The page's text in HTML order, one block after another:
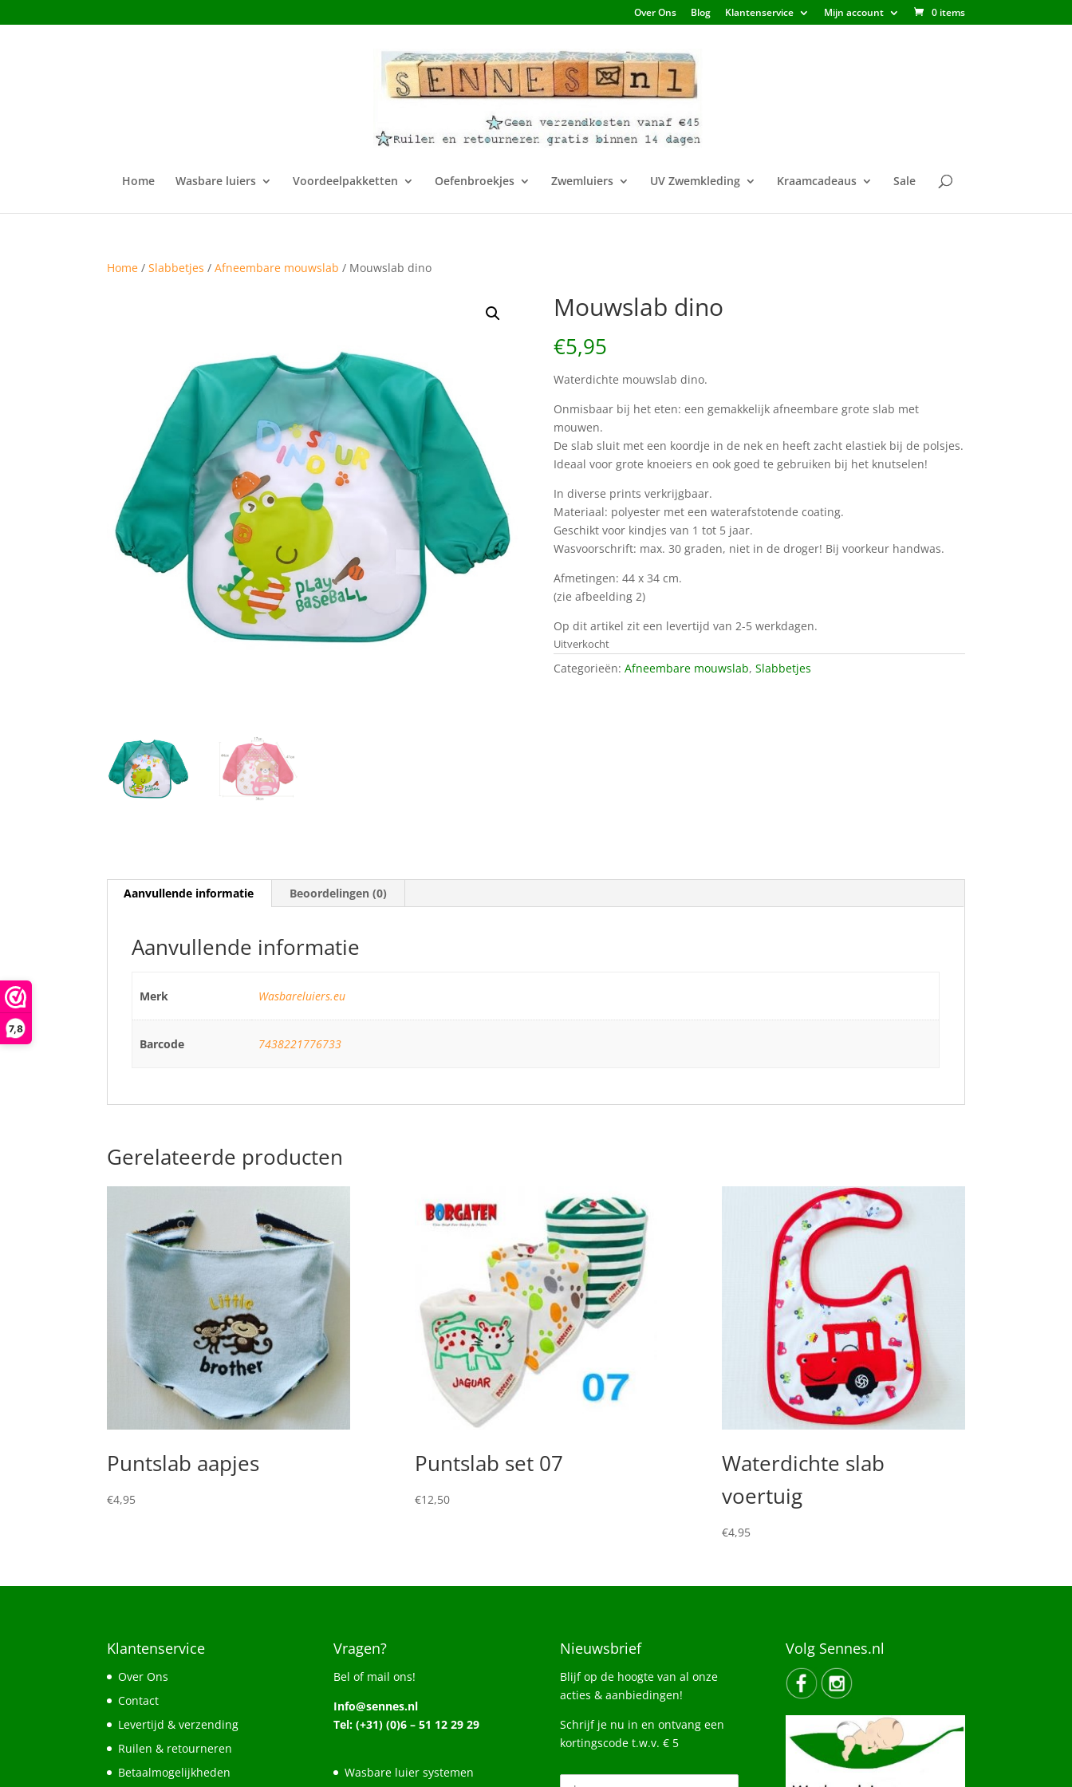
7,8
Over Ons Blog Klantenservice Mijn account 0 items
Home Wasbare luiers Voordeelpakketten Oefenbroekjes Zwemluiers UV Zwemkleding Kraamcadeaus Sale
Home /Slabbetjes /Afneembare mouwslab / Mouwslab dino
Mouwslab dino
€5,95
Waterdichte mouwslab dino.
Onmisbaar bij het eten: een gemakkelijk afneembare grote slab met
mouwen.
De slab sluit met een koordje in de nek en heeft zacht elastiek bij de polsjes.
Ideaal voor grote knoeiers en ook goed te gebruiken bij het knutselen!
In diverse prints verkrijgbaar.
Materiaal: polyester met een waterafstotende coating.
Geschikt voor kindjes van 1 tot 5 jaar.
Wasvoorschrift: max. 30 graden, niet in de droger! Bij voorkeur handwas.
Afmetingen: 44 x 34 cm.
(zie afbeelding 2)
Op dit artikel zit een levertijd van 2-5 werkdagen.
Uitverkocht
Categorieën: Afneembare mouwslab, Slabbetjes
Aanvullende informatie Beoordelingen (0)
Aanvullende informatie
Merk Wasbareluiers.eu
Barcode 7438221776733
Gerelateerde producten
Puntslab aapjes
€4,95
Puntslab set 07
€12,50
Waterdichte slab
voertuig
€4,95
Klantenservice
Over Ons
Contact
Levertijd & verzending
Ruilen & retourneren
Betaalmogelijkheden
Vragen?
Bel of mail ons!
Info@sennes.nl
Tel: (+31) (0)6 – 51 12 29 29
Wasbare luier systemen
Nieuwsbrief
Blijf op de hoogte van al onze
acties & aanbiedingen!
Schrijf je nu in en ontvang een
kortingscode t.w.v. € 5
Volg Sennes.nl